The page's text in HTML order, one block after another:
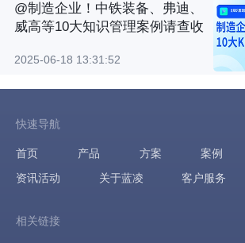
@制造企业！中铁装备、弗迪、
威高等10大知识管理案例请查收
2025-06-18 13:31:52
快速导航
首页 产品 方案 案例
资讯活动
关于蓝凌 客户服务
相关链接